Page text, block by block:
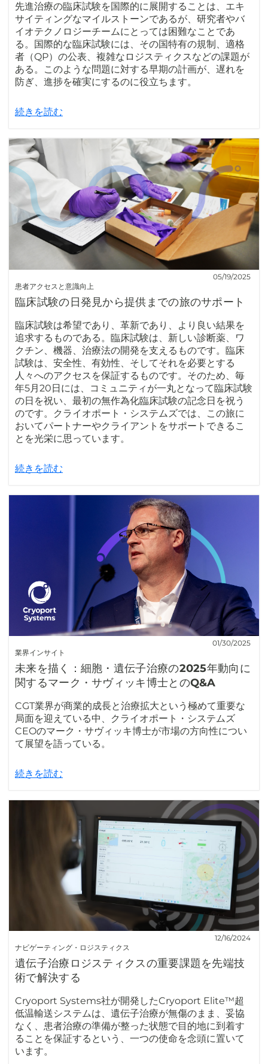
先進治療の臨床試験を国際的に展開することは、エキ
サイティングなマイルストーンであるが、研究者やバ
イオテクノロジーチームにとっては困難なことであ
る。国際的な臨床試験には、その国特有の規制、適格
者（QP）の公表、複雑なロジスティクスなどの課題が
ある。このような問題に対する早期の計画が、遅れを
防ぎ、進捗を確実にするのに役立ちます。
続きを読む
患者アクセスと意識向上
05/19/2025
臨床試験の日発見から提供までの旅のサポート
臨床試験は希望であり、革新であり、より良い結果を
追求するものである。臨床試験は、新しい診断薬、ワ
クチン、機器、治療法の開発を支えるものです。臨床
試験は、安全性、有効性、そしてそれを必要とする
人々へのアクセスを保証するものです。そのため、毎
年5月20日には、コミュニティが一丸となって臨床試験
の日を祝い、最初の無作為化臨床試験の記念日を祝う
のです。クライオポート・システムズでは、この旅に
おいてパートナーやクライアントをサポートできるこ
とを光栄に思っています。
続きを読む
業界インサイト
01/30/2025
未来を描く：細胞・遺伝子治療の2025年動向に
関するマーク・サヴィッキ博士とのQ&A
CGT業界が商業的成長と治療拡大という極めて重要な
局面を迎えている中、クライオポート・システムズ
CEOのマーク・サヴィッキ博士が市場の方向性につい
て展望を語っている。
続きを読む
ナビゲーティング・ロジスティクス
12/16/2024
遺伝子治療ロジスティクスの重要課題を先端技
術で解決する
Cryoport Systems社が開発したCryoport Elite™超
低温輸送システムは、遺伝子治療が無傷のまま、妥協
なく、患者治療の準備が整った状態で目的地に到着す
ることを保証するという、一つの使命を念頭に置いて
います。